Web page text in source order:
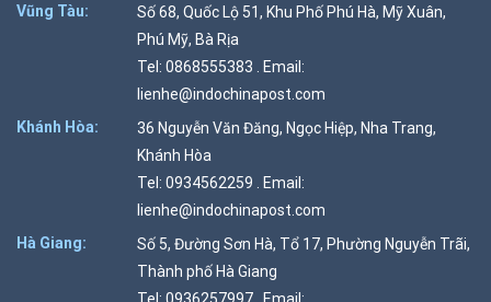
Vũng Tàu:
Số 68, Quốc Lộ 51, Khu Phố Phú Hà, Mỹ Xuân,
Phú Mỹ, Bà Rịa
Tel: 0868555383 . Email:
lienhe@indochinapost.com
Khánh Hòa:
36 Nguyễn Văn Đăng, Ngọc Hiệp, Nha Trang,
Khánh Hòa
Tel: 0934562259 . Email:
lienhe@indochinapost.com
Hà Giang:
Số 5, Đường Sơn Hà, Tổ 17, Phường Nguyễn Trãi,
Thành phố Hà Giang